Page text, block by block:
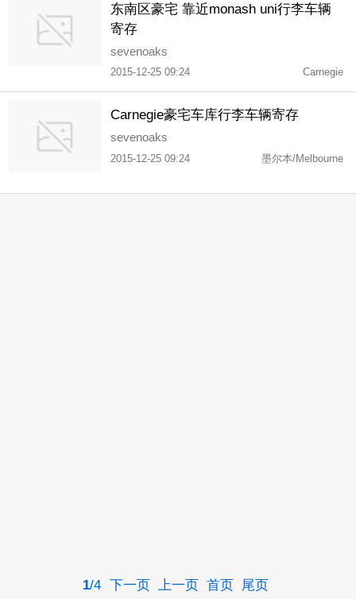
东南区豪宅 靠近monash uni行李车辆
寄存
sevenoaks
2015-12-25 09:24 Carnegie
Carnegie豪宅车库行李车辆寄存
sevenoaks
2015-12-25 09:24 墨尔本/Melbourne
1/4 下一页 上一页 首页 尾页